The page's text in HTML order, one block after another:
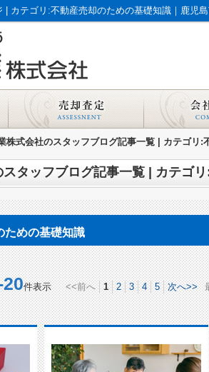
株式会社のスタッフブログ記事一覧 | カテゴリ:
タッフブログ記事一覧 | カテゴ
ための基礎知識
件表示 <<前へ 1 2 3 4 5 次へ>>